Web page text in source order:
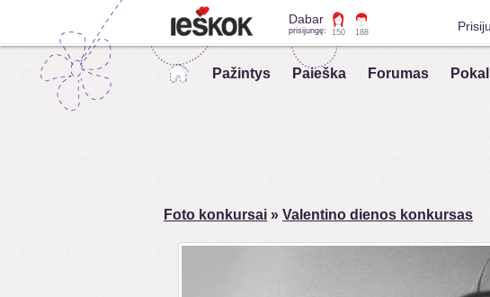
Dabar
prisijungę: 150 188
Pažintys Paieška Forumas
Foto konkursai » Valentino dienos konkursas